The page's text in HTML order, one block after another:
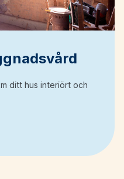
ditt hus interiört och